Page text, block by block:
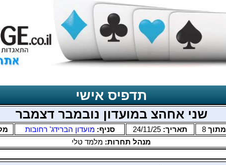
תדפיס אישי
שני אחהצ במועדון נובמבר דצמבר
מתוך 8 תאריך: 24/11/25 סניף:מועדון הברידג' רחובות
מנהל תחרות: מלמד טלי